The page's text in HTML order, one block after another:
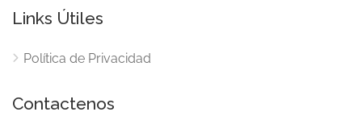
Links Útiles
Política de Privacidad
Contactenos